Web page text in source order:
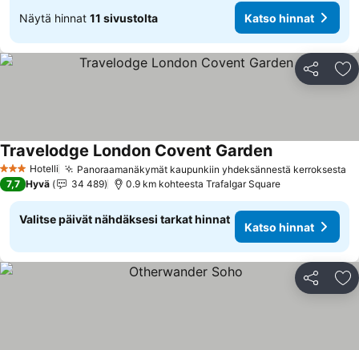
Näytä hinnat 11 sivustolta Katso hinnat
Jaa
3 Tähtiluokitus
Hotelli Panoraamanäkymät kaupunkiin yhdeksännestä kerroksesta
Travelodge London Covent GardenKatso hinnat
7,7 Hyvä 34 489 0.9 km kohteesta Trafalgar Square
Valitse päivät nähdäksesi tarkat hinnat
Katso hinnat
Jaa